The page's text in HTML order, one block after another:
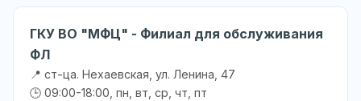
ГКУ ВО "МФЦ" - Филиал для обслуживания
ФЛ
📍 ст-ца. Нехаевская, ул. Ленина, 47
🕒 09:00-18:00, пн, вт, ср, чт, пт